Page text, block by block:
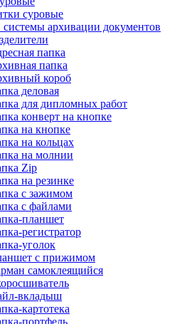
суровые
архивации документов
папка
папка
короб
деловая
для дипломных работ
конверт на кнопке
на кнопке
на кольцах
на молнии
Zip
на резинке
с зажимом
с файлами
планшет
регистратор
уголок
с прижимом
самоклеящийся
вкладыш
картотека
портфель